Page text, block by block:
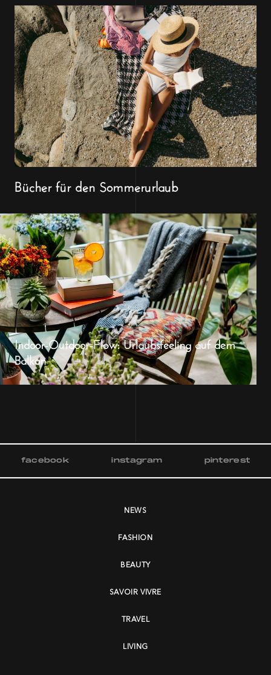
Bücher für den Sommerurlaub
Indoor-Outdoor-Flow: Urlaubsfeeling auf dem
Balkon
facebook instagram pinterest
NEWS
FASHION
BEAUTY
SAVOIR VIVRE
TRAVEL
LIVING